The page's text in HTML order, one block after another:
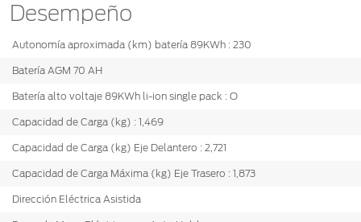
Desempeño
Autonomía aproximada (km) batería 89KWh : 230
Batería AGM 70 AH
Batería alto voltaje 89KWh li-ion single pack : O
Capacidad de Carga (kg) : 1,469
Capacidad de Carga (kg) Eje Delantero : 2,721
Capacidad de Carga Máxima (kg) Eje Trasero : 1,873
Dirección Eléctrica Asistida